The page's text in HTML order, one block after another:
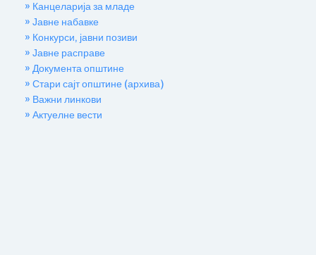
» Канцеларија за младе
» Јавне набавке
» Конкурси, јавни позиви
» Јавне расправе
» Документа општине
» Стари сајт општине (архива)
» Важни линкови
» Актуелне вести